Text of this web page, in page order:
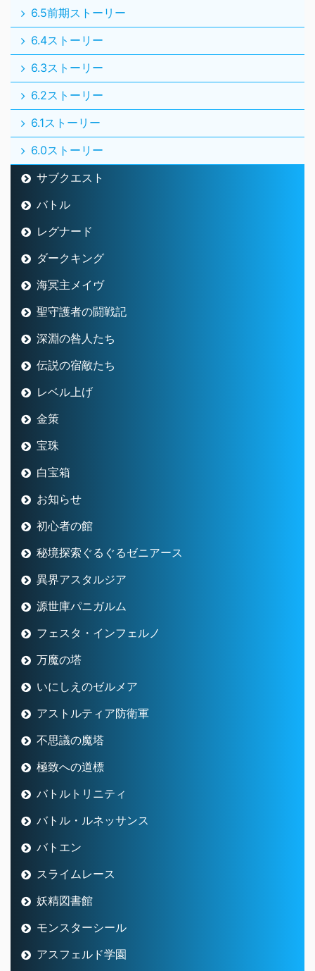
6.5前期ストーリー
6.4ストーリー
6.3ストーリー
6.2ストーリー
6.1ストーリー
6.0ストーリー
サブクエスト
バトル
レグナード
ダークキング
海冥主メイヴ
聖守護者の闘戦記
深淵の咎人たち
伝説の宿敵たち
レベル上げ
金策
宝珠
白宝箱
お知らせ
初心者の館
秘境探索ぐるぐるゼニアース
異界アスタルジア
源世庫パニガルム
フェスタ・インフェルノ
万魔の塔
いにしえのゼルメア
アストルティア防衛軍
不思議の魔塔
極致への道標
バトルトリニティ
バトル・ルネッサンス
バトエン
スライムレース
妖精図書館
モンスターシール
アスフェルド学園